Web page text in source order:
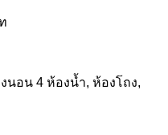
นอน 4 ห้องน้ำ, ห้องโถง,